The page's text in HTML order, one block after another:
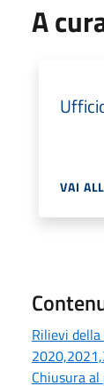
A
VAI
Rilievi
Chiusura